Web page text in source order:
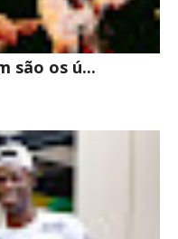
são os ú...